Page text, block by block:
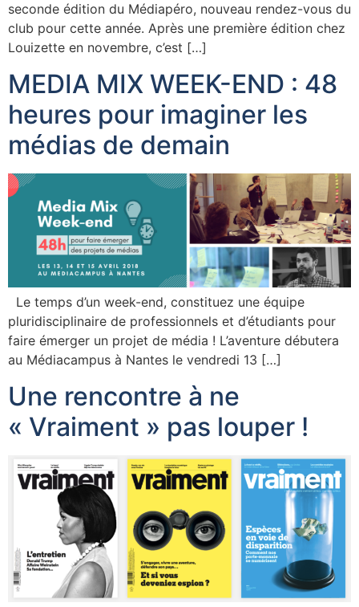
seconde édition du Médiapéro, nouveau rendez-vous du
club pour cette année. Après une première édition chez
Louizette en novembre, c’est […]
MEDIA MIX WEEK-END : 48
heures pour imaginer les
médias de demain
Le temps d’un week-end, constituez une équipe
pluridisciplinaire de professionnels et d’étudiants pour
faire émerger un projet de média ! L’aventure débutera
au Médiacampus à Nantes le vendredi 13 […]
Une rencontre à ne
« Vraiment » pas louper !